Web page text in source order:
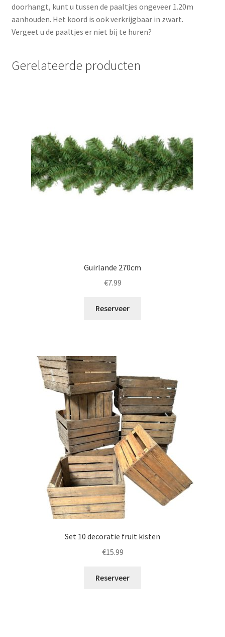
doorhangt, kunt u tussen de paaltjes ongeveer 1.20m
aanhouden. Het koord is ook verkrijgbaar in zwart.
Vergeet u de paaltjes er niet bij te huren?
Gerelateerde producten
Guirlande 270cm
€7.99
Reserveer
Set 10 decoratie fruit kisten
€15.99
Reserveer